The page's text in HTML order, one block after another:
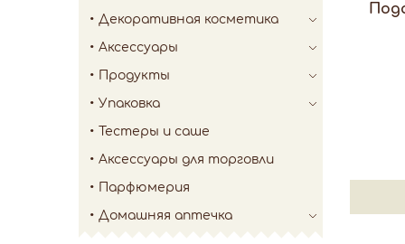
Декоративная косметика
Аксессуары
Продукты
Упаковка
Тестеры и саше
Аксессуары для торговли
Парфюмерия
Домашняя аптечка